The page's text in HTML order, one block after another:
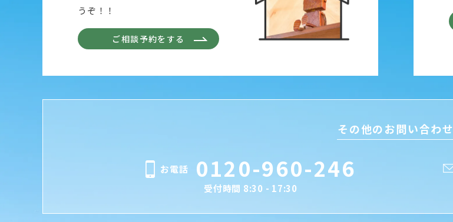
うぞ！！
ご相談予約をする
その他のお問い合わせ
お電話 0120-960-246
受付時間 8:30 - 17:30